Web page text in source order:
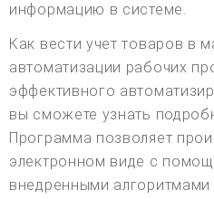
информацию в системе.
Как вести учет товаров в
автоматизации рабочих
эффективного
вы сможете узнать
Программа позволяет
электронном виде с
внедренными